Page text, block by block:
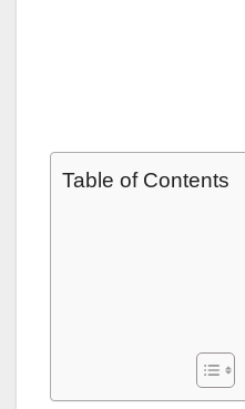
Table of Contents